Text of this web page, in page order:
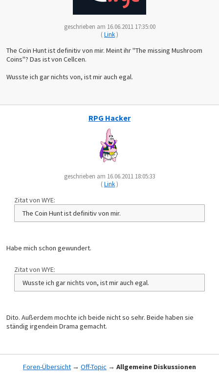
geschrieben am 16.06.2011 17:35:00
(Link)
The Coin Hunt ist definitiv von mir. Meint ihr "The missing Mushroom
Coins"? Das ist von Cellcen.
Wusste ich gar nichts von, ist mir auch egal.
RPG Hacker
geschrieben am 16.06.2011 18:05:33
(Link)
Zitat von WYE:
The Coin Hunt ist definitiv von mir.
Habe mich schon gewundert.
Zitat von WYE:
Wusste ich gar nichts von, ist mir auch egal.
Dito. Außerdem mochte ich beide nicht so sehr. Beide haben sie
ständig irgendein Drama gemacht.
Foren-Übersicht → Off-Topic → Allgemeine Diskussionen